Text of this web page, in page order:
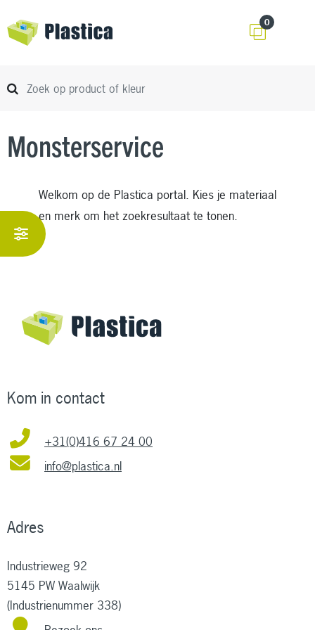
0
Monsterservice
Welkom op de Plastica portal. Kies je materiaal
en merk om het zoekresultaat te tonen.
Kom in contact
+31(0)416 67 24 00
info@plastica.nl
Adres
Industrieweg 92
5145 PW Waalwijk
(Industrienummer 338)